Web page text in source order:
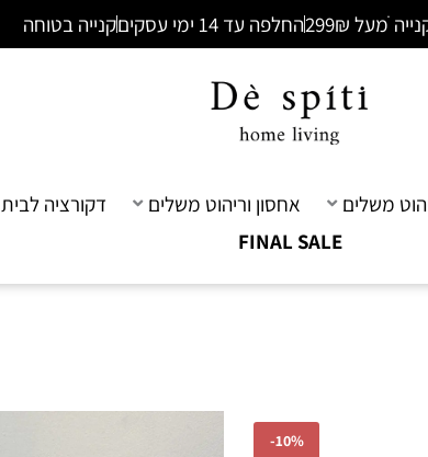
ׁמעל 299₪ החלפה עד 14 ימי עסקים קנייה בטוחה
משלים אחסון וריהוט משלים דקורציה לבית
FINAL SALE
10%
-